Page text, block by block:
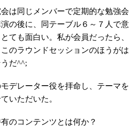
は同じメンバーで定期的な勉強会
の後に、同テーブル６～７人で意
ても面白い。私が会員だったら、
のラウンドセッションのほうがは
だ^^;
デレーター役を拝命し、テーマを
いただいた。
のコンテンツとは何か？